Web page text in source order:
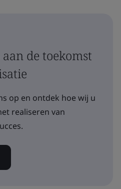
de toekomst
op en ontdek hoe wij u
realiseren van